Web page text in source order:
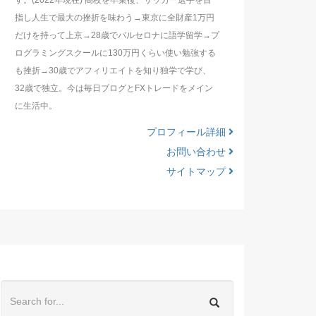
指し人生で最大の挫折を味わう→東京に全財産1万円
だけを持って上京→28歳でバルセロナに語学留学→プ
ログラミングスクールに130万円くらい使い勉強する
も挫折→30歳でアフィリエイトを知り独学で学び、
32歳で独立。今は毎日ブログとFXトレードをメイン
に生活中。
プロフィール詳細
お問い合わせ
サイトマップ